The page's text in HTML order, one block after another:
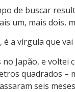
de buscar
um, mais dois,
a vírgula que
Japão, e voltei
quadrados
seis